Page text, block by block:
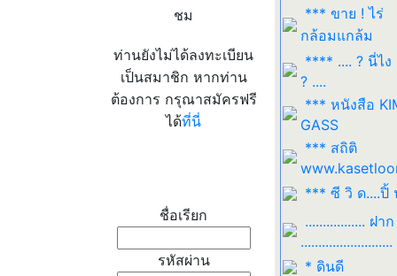
ชม
ท่านยังไม่ได้ลงทะเบียน
เป็นสมาชิก หากท่าน
ต้องการ กรุณาสมัครฟรี
ได้ที่นี่
ชื่อเรียก
รหัสผ่าน
*** ขาย ! ไร่
กล้อมแกล้ม
**** .... ? นี่ไง
? ....
*** หนังสือ
GASS
*** สถิติ
*** ซี วิ ด....ปิ้
................. ฝาก
..........................
* ดินดี